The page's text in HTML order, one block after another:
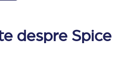
despre